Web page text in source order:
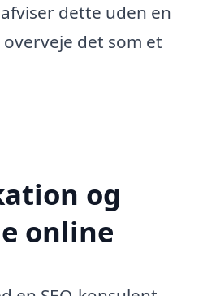
dette uden en
det som et
og
online